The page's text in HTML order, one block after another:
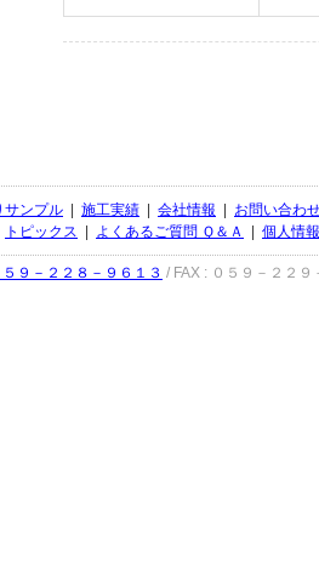
サンプル 施工実績 会社情報
お問い合わ
トピックス よくあるご質問 Ｑ＆Ａ 個人情
５９－２２８－９６１３ / FAX : ０５９－２２９